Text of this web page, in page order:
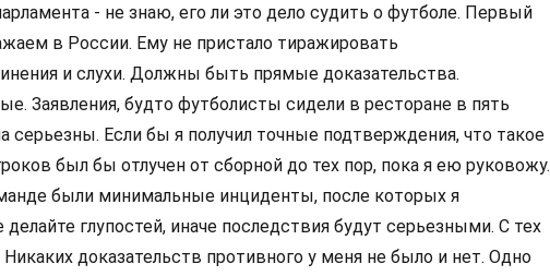
- не знаю, его ли это дело судить о футболе. Первый
в России. Ему не пристало тиражировать
и слухи. Должны быть прямые доказательства.
Заявления, будто футболисты сидели в ресторане в пять
серьезны. Если бы я получил точные подтверждения, что такое
был бы отлучен от сборной до тех пор, пока я ею руковожу.
были минимальные инциденты, после которых я
делайте глупостей, иначе последствия будут серьезными. С тех
доказательств противного у меня не было и нет. Одно